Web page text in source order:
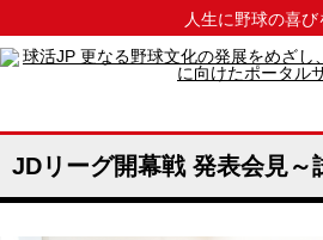
人生に野球の喜び
JDリーグ開幕戦 発表会見～